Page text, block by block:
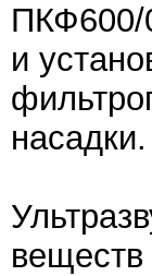
ПКФ600/
и
насадки.
веществ